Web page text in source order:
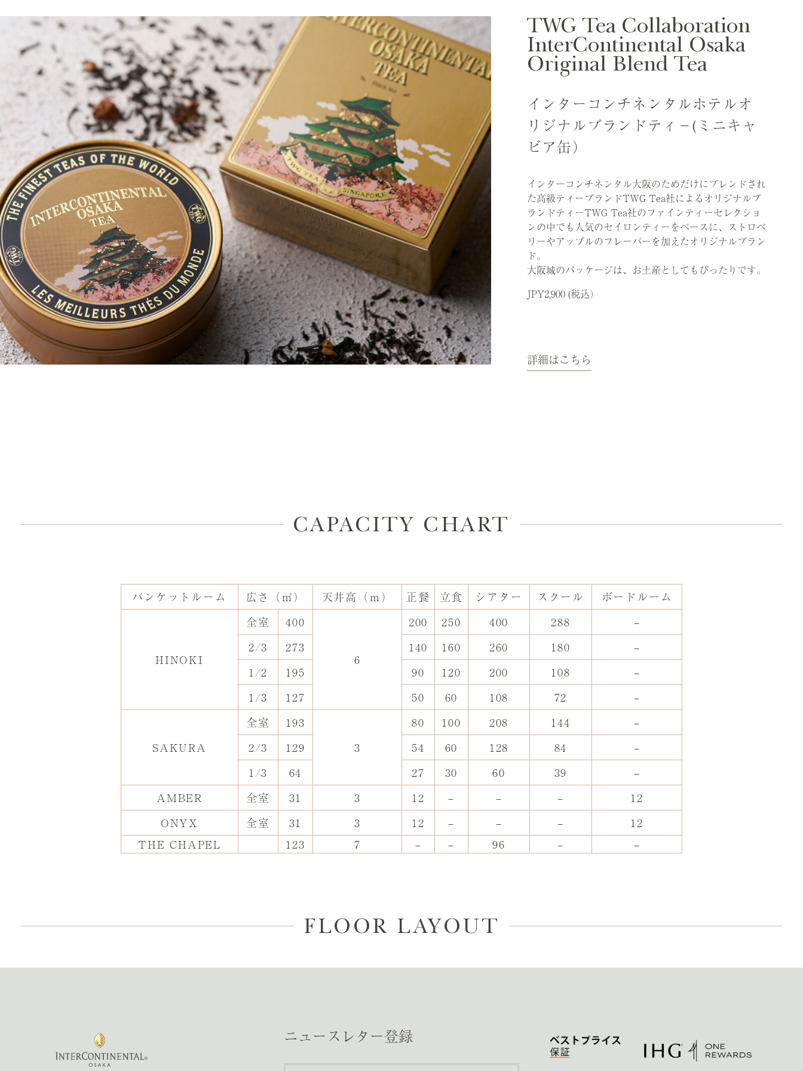
TWG Tea Collaboration
InterContinental Osaka
Original Blend Tea
インターコンチネンタルホテルオ
リジナルブランドティ－(ミニキャ
ビア缶）
インターコンチネンタル大阪のためだけにブレンドされ
た高級ティーブランドTWG Tea社によるオリジナルブ
ランドティーTWG Tea社のファインティーセレクショ
ンの中でも人気のセイロンティーをベースに、ストロベ
リーやアップルのフレーバーを加えたオリジナルブラン
ド。
大阪城のパッケージは、お土産としてもぴったりです。
JPY2,900 (税込）
詳細はこちら
CAPACITY CHART
バンケットルーム 広さ（㎡） 天井高（ｍ） 正餐 立食 シアター スクール ボードルーム
HINOKI
全室 400
6
200 250 400 288
–
2/3
273 140 160 260 180
–
1/2
195 90 120 200 108
–
1/3
127 50 60 108 72 –
SAKURA
全室
193
3
80 100 208 144
–
2/3
129 54 60 128 84
–
1/3
64 27 30 60 39
–
AMBER
全室 31 3 12 – – –
12
ONYX
全室 31 3 12 – – –
12
THE CHAPEL
123 7 – – 96 – –
FLOOR LAYOUT
ニュースレター登録